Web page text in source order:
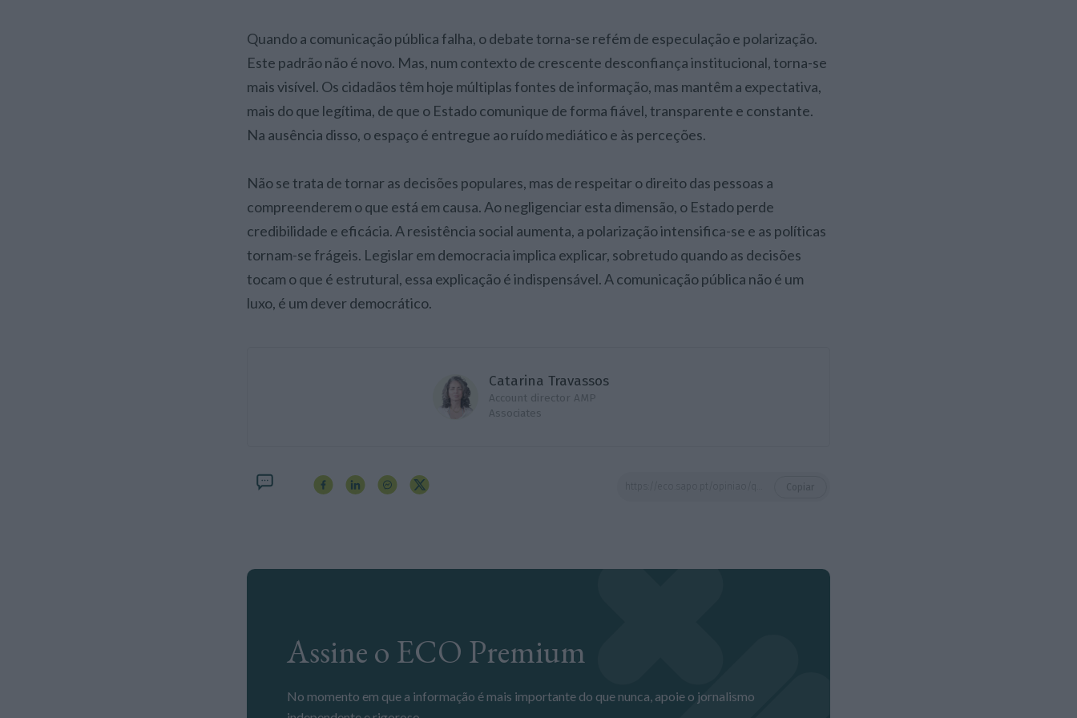
Quando a comunicação pública falha, o debate torna-se refém de especulação e polarização.
Este padrão não é novo. Mas, num contexto de crescente desconfiança institucional, torna-se
mais visível. Os cidadãos têm hoje múltiplas fontes de informação, mas mantêm a expectativa,
mais do que legítima, de que o Estado comunique de forma fiável, transparente e constante.
Na ausência disso, o espaço é entregue ao ruído mediático e às perceções.
Não se trata de tornar as decisões populares, mas de respeitar o direito das pessoas a
compreenderem o que está em causa. Ao negligenciar esta dimensão, o Estado perde
credibilidade e eficácia. A resistência social aumenta, a polarização intensifica-se e as políticas
tornam-se frágeis. Legislar em democracia implica explicar, sobretudo quando as decisões
tocam o que é estrutural, essa explicação é indispensável. A comunicação pública não é um
luxo, é um dever democrático.
Catarina Travassos
Account director AMP
Associates
Assine o ECO Premium
No momento em que a informação é mais importante do que nunca, apoie o jornalismo